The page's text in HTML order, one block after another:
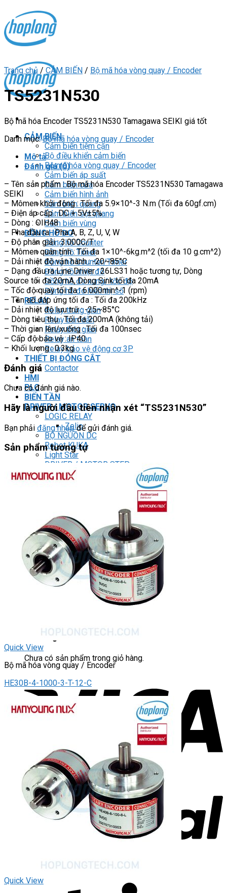
content
CẢM BIẾN
Cảm biến tiệm cận
Bộ điều khiển cảm biến
Bộ mã hóa vòng quay / Encoder
Cảm biến áp suất
Cảm biến cửa
Cảm biến hình ảnh
Cảm biến quang
Cảm biến sợi quang
Cảm biến vùng
ĐỒNG HỒ ĐO
Đồng hồ Counter
Đồng hồ Timer
Đồng hồ Counter/Timer
Đồng hồ nhiệt độ
Đồng hồ đo xung/ tốc độ
Đồng hồ đo hiển thị số
RELAY
Relay trung gian
Relay bán dẫn
Relay thời gian
Relay an toàn
Relay bảo vệ động cơ 3P
THIẾT BỊ ĐÓNG CẮT
Contactor
HMI
PLC
BIẾN TẦN
DRIVER / MOTOR SERVO
LOGIC RELAY
Zelio
BỘ NGUỒN DC
Robot KUKA
Light Star
DRIVER / MOTOR STEP
ĐÈN BÁO
Đèn báo quay
CHUYỂN MẠCH / NÚT NHẤN
Chuyển mạch có khóa
Công tắc dừng khẩn
Nút nhấn
Phích cắm / Ổ cắm / Công tắc
Can nhiệt
Giỏ hàng
Chưa có sản phẩm trong giỏ hàng.
Trang chủ / CẢM BIẾN / Bộ mã hóa vòng quay / Encoder
TS5231N530
Bộ mã hóa Encoder TS5231N530 Tamagawa SEIKI giá tốt
Danh mục:Bộ mã hóa vòng quay / Encoder
Mô tả
Đánh giá (0)
– Tên sản phẩm : Bộ mã hóa Encoder TS5231N530 Tamagawa
SEIKI
– Mômen khởi động : Tối đa 5.9×10^-3 N.m (Tối đa 60gf.cm)
– Điện áp cấp : DC + 5V±5%
– Dòng : OIH48
– Pha đầu ra : Pha A, B, Z, U, V, W
– Độ phân giải : 3.000C/T
– Mômen quán tính : Tối đa 1×10^-6kg.m^2 (tối đa 10 g.cm^2)
– Dải nhiệt độ vận hành : -20~85°C
– Dạng đầu ra Line Driver : 26LS31 hoặc tương tự, Dòng
Source tối đa 20mA, Dòng Sink tối đa 20mA
– Tốc độ quay tối đa : 6.000min^-1 (rpm)
– Tần số đáp ứng tối đa : Tối đa 200kHz
– Dải nhiệt độ lưu trữ : -25~85°C
– Dòng tiêu thụ : Tối đa 200mA (không tải)
– Thời gian lên/xuống : Tối đa 100nsec
– Cấp độ bảo vệ : IP40
– Khối lượng : 0.3kg
Đánh giá
Chưa có đánh giá nào.
Hãy là người đầu tiên nhận xét “TS5231N530”
Bạn phải đăng nhậpđể gửi đánh giá.
Sản phẩm tương tự
Quick View
Bộ mã hóa vòng quay / Encoder
HE30B-4-1000-3-T-12-C
Quick View